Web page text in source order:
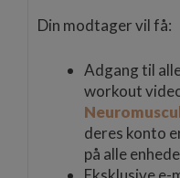
Din modtager vil få:
Adgang til
workout
deres konto
på alle